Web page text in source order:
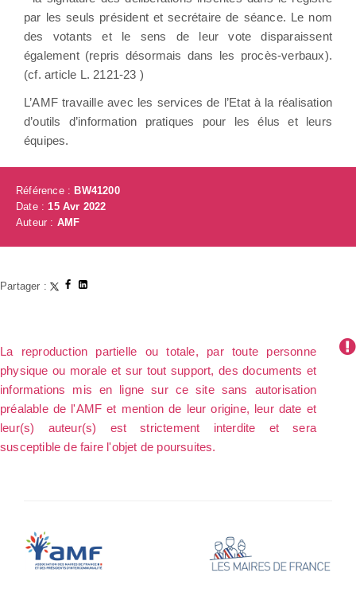
par les seuls président et secrétaire de séance. Le nom
des votants et le sens de leur vote disparaissent
également (repris désormais dans les procès-verbaux).
(cf. article L. 2121-23 )
L’AMF travaille avec les services de l’Etat à la réalisation
d’outils d’information pratiques pour les élus et leurs
équipes.
Référence : BW41200
Date :15 Avr 2022
Auteur : AMF
Partager :
La reproduction partielle ou totale, par toute personne
physique ou morale et sur tout support, des documents et
informations mis en ligne sur ce site sans autorisation
préalable de l'AMF et mention de leur origine, leur date et
leur(s) auteur(s) est strictement interdite et sera
susceptible de faire l'objet de poursuites.